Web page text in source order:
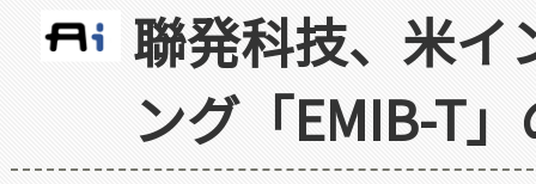
聯発科技、米イ
ング「EMIB-T